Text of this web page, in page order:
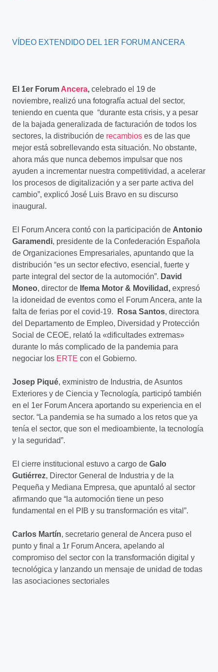
VÍDEO EXTENDIDO DEL 1ER FORUM ANCERA
El 1er Forum Ancera, celebrado el 19 de
noviembre, realizó una fotografía actual del sector,
teniendo en cuenta que “durante esta crisis, y a pesar
de la bajada generalizada de facturación de todos los
sectores, la distribución de recambios es de las que
mejor está sobrellevando esta situación. No obstante,
ahora más que nunca debemos impulsar que nos
ayuden a incrementar nuestra competitividad, a acelerar
los procesos de digitalización y a ser parte activa del
cambio”, explicó José Luis Bravo en su discurso
inaugural.
El Forum Ancera contó con la participación de Antonio
Garamendi, presidente de la Confederación Española
de Organizaciones Empresariales, apuntando que la
distribución “es un sector efectivo, esencial, fuerte y
parte integral del sector de la automoción”. David
Moneo, director de Ifema Motor & Movilidad, expresó
la idoneidad de eventos como el Forum Ancera, ante la
falta de ferias por el covid-19.
Rosa Santos, directora
del Departamento de Empleo, Diversidad y Protección
Social de CEOE, relató la «dificultades extremas»
durante lo más complicado de la pandemia para
negociar los ERTE con el Gobierno.
Josep Piqué, exministro de Industria, de Asuntos
Exteriores y de Ciencia y Tecnología, participó también
en el 1er Forum Ancera aportando su experiencia en el
sector. “La pandemia se ha sumado a los retos que ya
tenía el sector, que son el medioambiente, la tecnología
y la seguridad”.
El cierre institucional estuvo a cargo de Galo
Gutiérrez, Director General de Industria y de la
Pequeña y Mediana Empresa, que apuntaló al sector
afirmando que “la automoción tiene un peso
fundamental en el PIB y su transformación es vital”.
Carlos Martín, secretario general de Ancera puso el
punto y final a 1r Forum Ancera, apelando al
compromiso del sector con la transformación digital y
tecnológica y lanzando un mensaje de unidad de todas
las asociaciones sectoriales